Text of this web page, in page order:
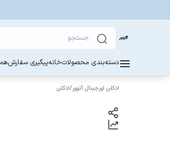
دسته‌بندی محصولاتخانهپیگیری سفارش
ادکلن اورجینال آتوور/ادکلن